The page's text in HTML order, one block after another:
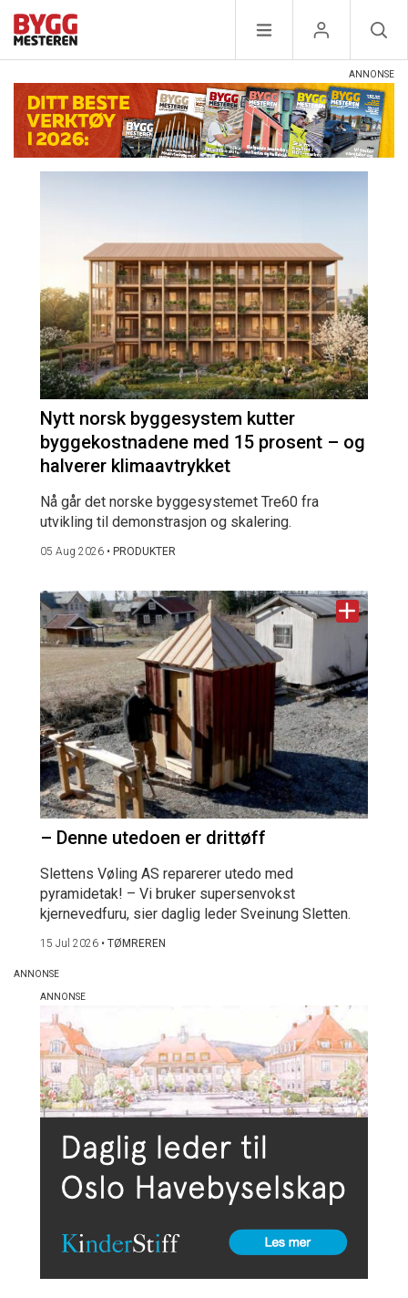
Nytt norsk byggesystem kutter
byggekostnadene med 15 prosent – og
halverer klimaavtrykket
Nå går det norske byggesystemet Tre60 fra
utvikling til demonstrasjon og skalering.
05 Aug 2026 • PRODUKTER
– Denne utedoen er drittøff
Slettens Vøling AS reparerer utedo med
pyramidetak! – Vi bruker supersenvokst
kjernevedfuru, sier daglig leder Sveinung Sletten.
15 Jul 2026 • TØMREREN